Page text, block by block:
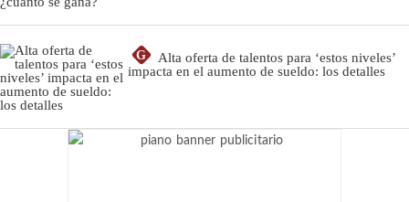
G
Alta oferta de talentos para ‘estos niveles’
impacta en el aumento de sueldo: los detalles